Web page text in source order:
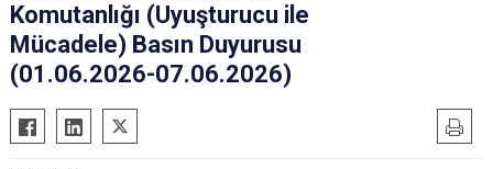
Komutanlığı (Uyuşturucu ile
Mücadele) Basın Duyurusu
(01.06.2026-07.06.2026)